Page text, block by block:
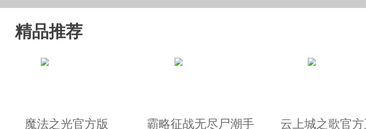
天生不凡公益服游戏特色
精品推荐
魔法之光官方版
霸略征战无尽尸潮手
云上城之歌官